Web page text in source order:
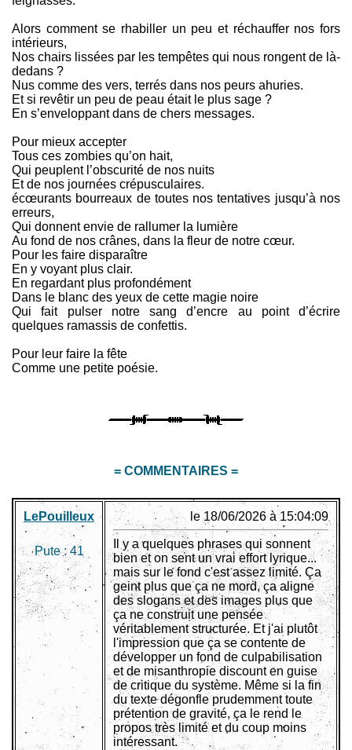
Alors comment se rhabiller un peu et réchauffer nos fors
intérieurs,
Nos chairs lissées par les tempêtes qui nous rongent de là-
dedans ?
Nus comme des vers, terrés dans nos peurs ahuries.
Et si revêtir un peu de peau était le plus sage ?
En s’enveloppant dans de chers messages.
Pour mieux accepter
Tous ces zombies qu’on hait,
Qui peuplent l’obscurité de nos nuits
Et de nos journées crépusculaires.
écœurants bourreaux de toutes nos tentatives jusqu’à nos
erreurs,
Qui donnent envie de rallumer la lumière
Au fond de nos crânes, dans la fleur de notre cœur.
Pour les faire disparaître
En y voyant plus clair.
En regardant plus profondément
Dans le blanc des yeux de cette magie noire
Qui fait pulser notre sang d’encre au point d’écrire
quelques ramassis de confettis.
Pour leur faire la fête
Comme une petite poésie.
= COMMENTAIRES =
LePouilleux
Pute :41
le 18/06/2026 à 15:04:09
Il y a quelques phrases qui sonnent
bien et on sent un vrai effort lyrique...
mais sur le fond c'est assez limité. Ça
geint plus que ça ne mord, ça aligne
des slogans et des images plus que
ça ne construit une pensée
véritablement structurée. Et j'ai plutôt
l'impression que ça se contente de
développer un fond de culpabilisation
et de misanthropie discount en guise
de critique du système. Même si la fin
du texte dégonfle prudemment toute
prétention de gravité, ça le rend le
propos très limité et du coup moins
intéressant.